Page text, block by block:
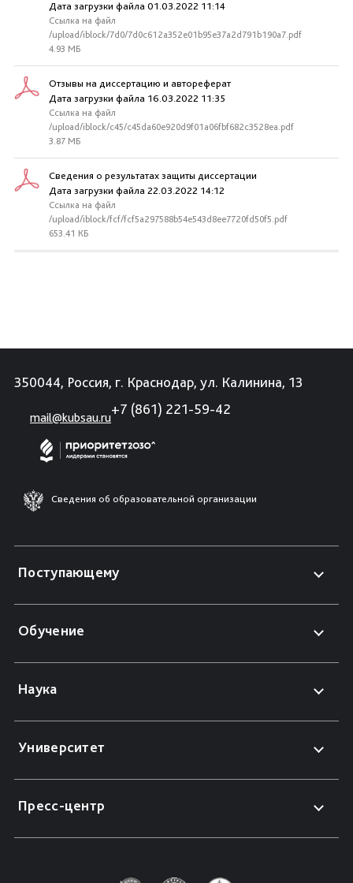
Дата загрузки файла 01.03.2022 11:14
Ссылка на файл
/upload/iblock/7d0/7d0c612a352e01b95e37a2d791b190a7.pdf
4.93 МБ
Отзывы на диссертацию и автореферат
Дата загрузки файла 16.03.2022 11:35
Ссылка на файл
/upload/iblock/c45/c45da60e920d9f01a06fbf682c3528ea.pdf
3.87 МБ
Сведения о результатах защиты диссертации
Дата загрузки файла 22.03.2022 14:12
Ссылка на файл
/upload/iblock/fcf/fcf5a297588b54e543d8ee7720fd50f5.pdf
653.41 КБ
350044, Россия, г. Краснодар, ул. Калинина, 13
mail@kubsau.ru
+7 (861) 221-59-42
Сведения об образовательной организации
Поступающему
Обучение
Наука
Университет
Пресс-центр